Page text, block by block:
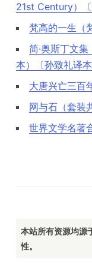
21st Century）〔
梵高的一生（
简·奥斯丁文
本）〔孙致礼译本
大唐兴亡三百
网与石（套装
世界文学名著
本站所有资源均源
性。